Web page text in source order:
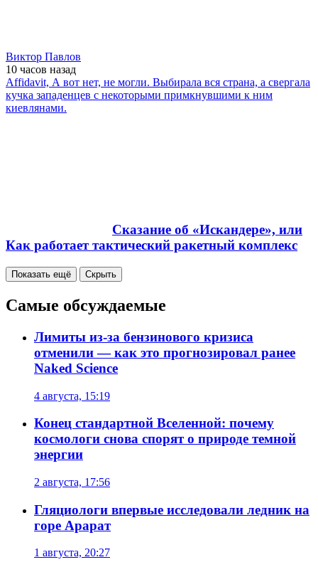
Виктор Павлов
10 часов назад
Affidavit, А вот нет, не могли. Выбирала вся страна, а свергала
кучка западенцев с некоторыми примкнувшими к ним
киевлянами.
Сказание об «Искандере», или
Как работает тактический ракетный комплекс
Показать ещё Скрыть
Самые обсуждаемые
Лимиты из-за бензинового кризиса
отменили — как это прогнозировал ранее
Naked Science
4 августа, 15:19
Конец стандартной Вселенной: почему
космологи снова спорят о природе темной
энергии
2 августа, 17:56
Гляциологи впервые исследовали ледник на
горе Арарат
1 августа, 20:27